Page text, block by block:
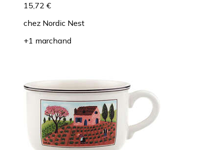
15,72 €
chez Nordic Nest
+1 marchand